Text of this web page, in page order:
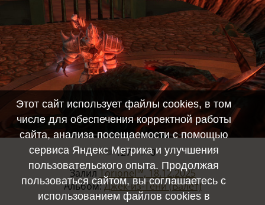
Полный размер -1920x1080/ 2033.3Kb
127
0
ЗалилTorionel™, 18.12.2025
Альбом:Джек-из-Тени (Валет)
Этот сайт использует файлы cookies, в том
числе для обеспечения корректной работы
сайта, анализа посещаемости с помощью
сервиса Яндекс Метрика и улучшения
пользовательского опыта. Продолжая
пользоваться сайтом, вы соглашаетесь с
использованием файлов cookies в